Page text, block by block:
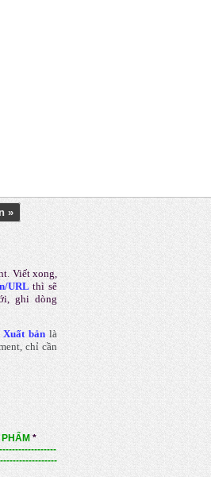
»
. Viết xong,
URL thì sẽ
ghi dòng
Xuất bản là
chỉ cần
PHẨM*